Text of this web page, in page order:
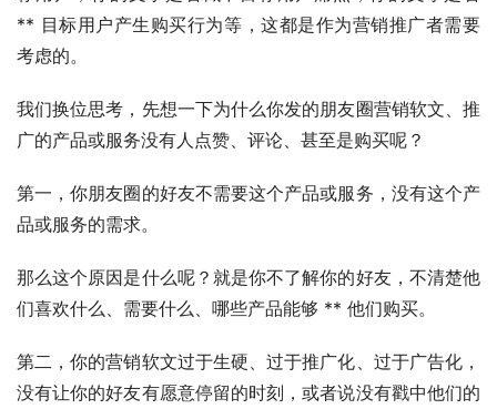
** 目标用户产生购买行为等，这都是作为营销推广者需要
考虑的。
我们换位思考，先想一下为什么你发的朋友圈营销软文、推
广的产品或服务没有人点赞、评论、甚至是购买呢？
第一，你朋友圈的好友不需要这个产品或服务，没有这个产
品或服务的需求。
那么这个原因是什么呢？就是你不了解你的好友，不清楚他
们喜欢什么、需要什么、哪些产品能够 ** 他们购买。
第二，你的营销软文过于生硬、过于推广化、过于广告化，
没有让你的好友有愿意停留的时刻，或者说没有戳中他们的